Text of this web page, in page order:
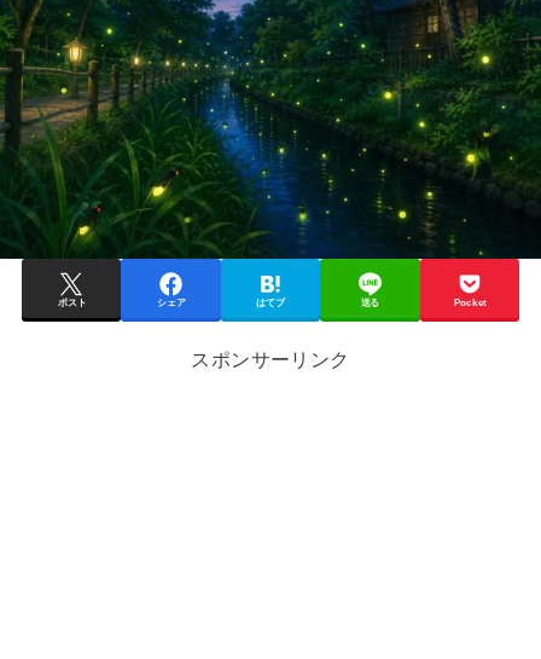
ポスト シェア はてブ 送る Pocket
スポンサーリンク